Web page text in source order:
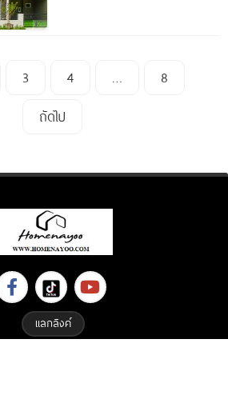
3 4 …
8
ถัดไป
แลกลิงค์